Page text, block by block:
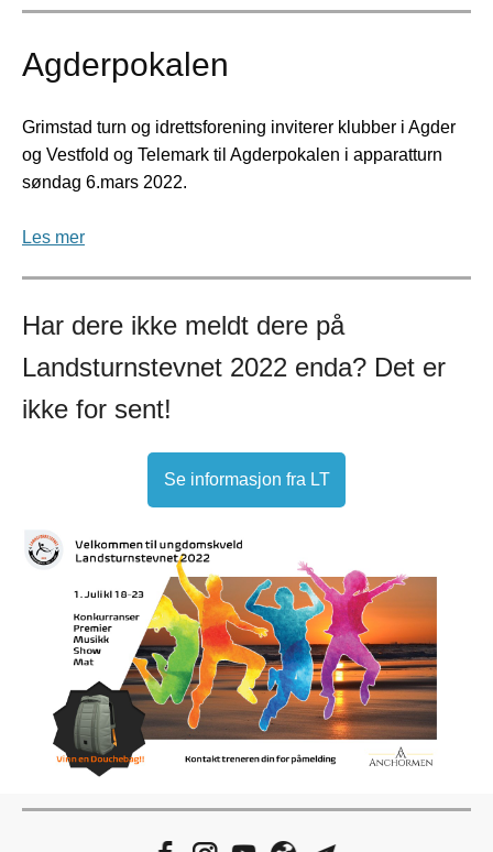
Agderpokalen
Grimstad turn og idrettsforening inviterer klubber i Agder
og Vestfold og Telemark til Agderpokalen i apparatturn
søndag 6.mars 2022.
Les mer
Har dere ikke meldt dere på
Landsturnstevnet 2022 enda? Det er
ikke for sent!
Se informasjon fra LT